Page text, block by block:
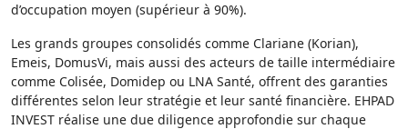
d’occupation moyen (supérieur à 90%).
Les grands groupes consolidés comme Clariane (Korian),
Emeis, DomusVi, mais aussi des acteurs de taille intermédiaire
comme Colisée, Domidep ou LNA Santé, offrent des garanties
différentes selon leur stratégie et leur santé financière. EHPAD
INVEST réalise une due diligence approfondie sur chaque